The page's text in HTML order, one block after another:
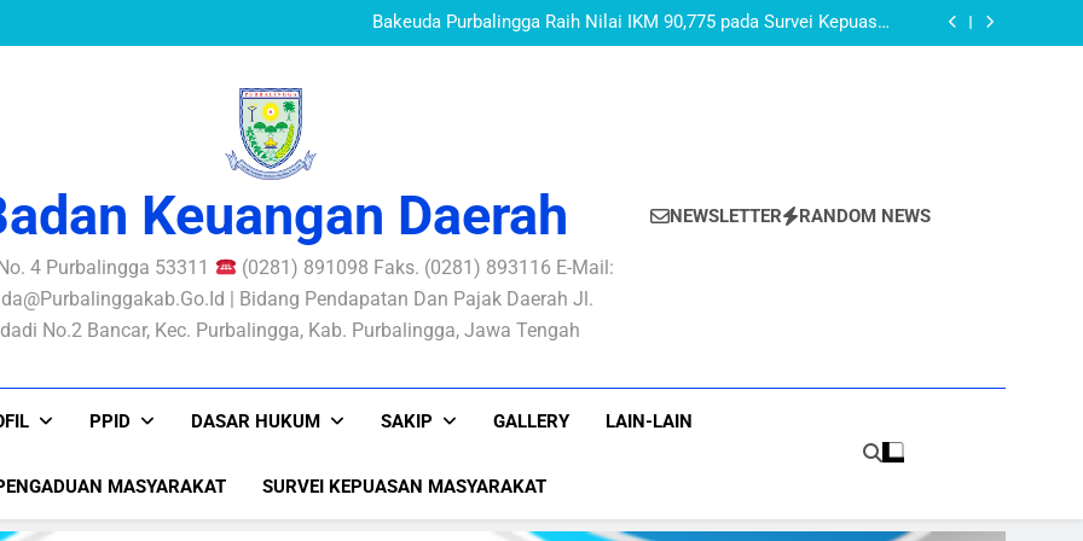
PURBALINGGA
Mewujudkan Pelayanan Publik yang Baik dan Berkepastian
Bakeuda Purbalingga Raih Nilai IKM 90,775 pada Survei Kepuasan
Masyarakat Semester I Tahun 2026
Aksi Perubahan SIKONTAN PBB-P2 Untuk Optimalisasi Rekonsiliasi
Keuangan Daerah
4 Purbalingga 53311
(0281) 891098 Faks. (0281) 893116 E-Mail:
| Bidang Pendapatan Dan Pajak Daerah Jl.
No.2 Bancar, Kec. Purbalingga, Kab. Purbalingga, Jawa Tengah
NEWSLETTER RANDOM NEWS
PPID DASAR HUKUM SAKIP GALLERY LAIN-LAIN
MASYARAKAT SURVEI KEPUASAN MASYARAKAT